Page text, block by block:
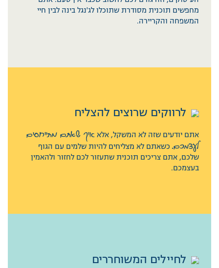
מחפשים תוכנית מסודרת שתוכלו לג'נגל בינה לבין חיי
המשפחה והקריירה.
מחפשים תוכנית מסודרת שתוכלו לג'נגל בינה לבין חיי
המשפחה והקריירה.
לרווקים שרוצים להצליח
אתם יודעים שזה לא המשקל, אלאאיך שאתם מתייחסים
לעצמכם. כשאתם לא מצליחים להיות שלמים עם הגוף
שלכם, אתם צריכים תוכנית שתעזור לכם לחזור ולהאמין
בעצמכם.
לרווקים שרוצים להצליח
אתם יודעים שזה לא המשקל, אלאאיך שאתם מתייחסים
לעצמכם. כשאתם לא מצליחים להיות שלמים עם הגוף
שלכם, אתם צריכים תוכנית שתעזור לכם לחזור ולהאמין
בעצמכם.
לחיילים המשוחררים
לחיילים המשוחררים